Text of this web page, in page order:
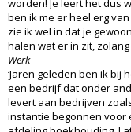
ben ik me er heel erg
zie ik wel in dat je
halen wat er in zit, zolang
Werk
‘Jaren geleden ben ik bij
een bedrijf dat onder
levert aan bedrijven
instantie begonnen voor